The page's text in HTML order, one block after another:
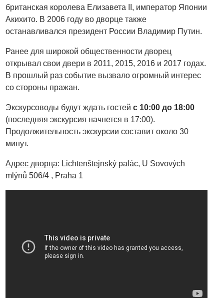
британская королева Елизавета II, император Японии
Акихито. В 2006 году во дворце также
останавливался президент России Владимир Путин.
Ранее для широкой общественности дворец
открывал свои двери в 2011, 2015, 2016 и 2017 годах.
В прошлый раз событие вызвало огромный интерес
со стороны пражан.
Экскурсоводы будут ждать гостейс 10:00 до 18:00
(последняя экскурсия начнется в 17:00).
Продолжительность экскурсии составит около 30
минут.
Адрес дворца: Lichtenštejnský palác, U Sovových
mlýnů 506/4 , Praha 1